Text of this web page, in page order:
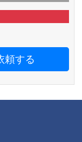
頼する